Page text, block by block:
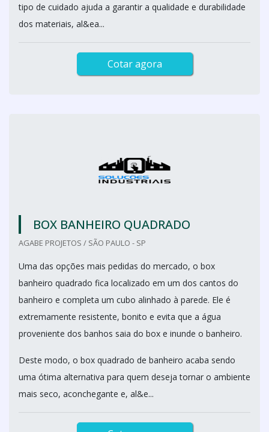
tipo de cuidado ajuda a garantir a qualidade e durabilidade
dos materiais, al&ea...
Cotar agora
BOX BANHEIRO QUADRADO
AGABE PROJETOS / SÃO PAULO - SP
Uma das opções mais pedidas do mercado, o box
banheiro quadrado fica localizado em um dos cantos do
banheiro e completa um cubo alinhado à parede. Ele é
extremamente resistente, bonito e evita que a água
proveniente dos banhos saia do box e inunde o banheiro.
Deste modo, o box quadrado de banheiro acaba sendo
uma ótima alternativa para quem deseja tornar o ambiente
mais seco, aconchegante e, al&e...